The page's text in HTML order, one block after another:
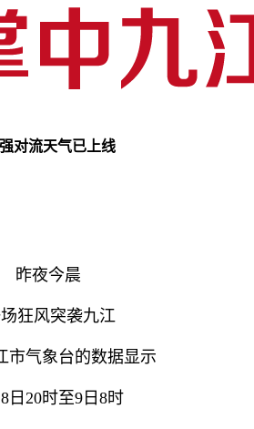
对流天气已上线
昨夜今晨
狂风突袭九江
市气象台的数据显示
日20时至9日8时